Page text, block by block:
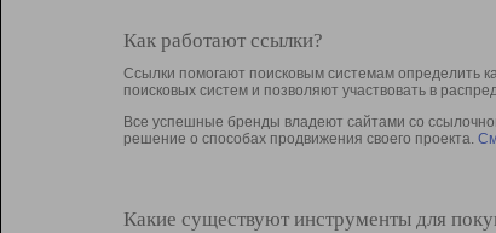
Как работают ссылки?
Ссылки помогают поисковым системам определить
поисковых систем и позволяют участвовать в
Все успешные бренды владеют сайтами со
решение о способах продвижения своего проекта.
Какие существуют инструменты для